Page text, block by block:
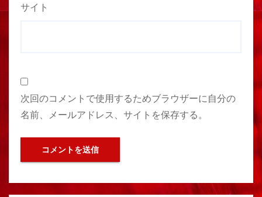
サイト
次回のコメントで使用するためブラウザーに自分の
名前、メールアドレス、サイトを保存する。